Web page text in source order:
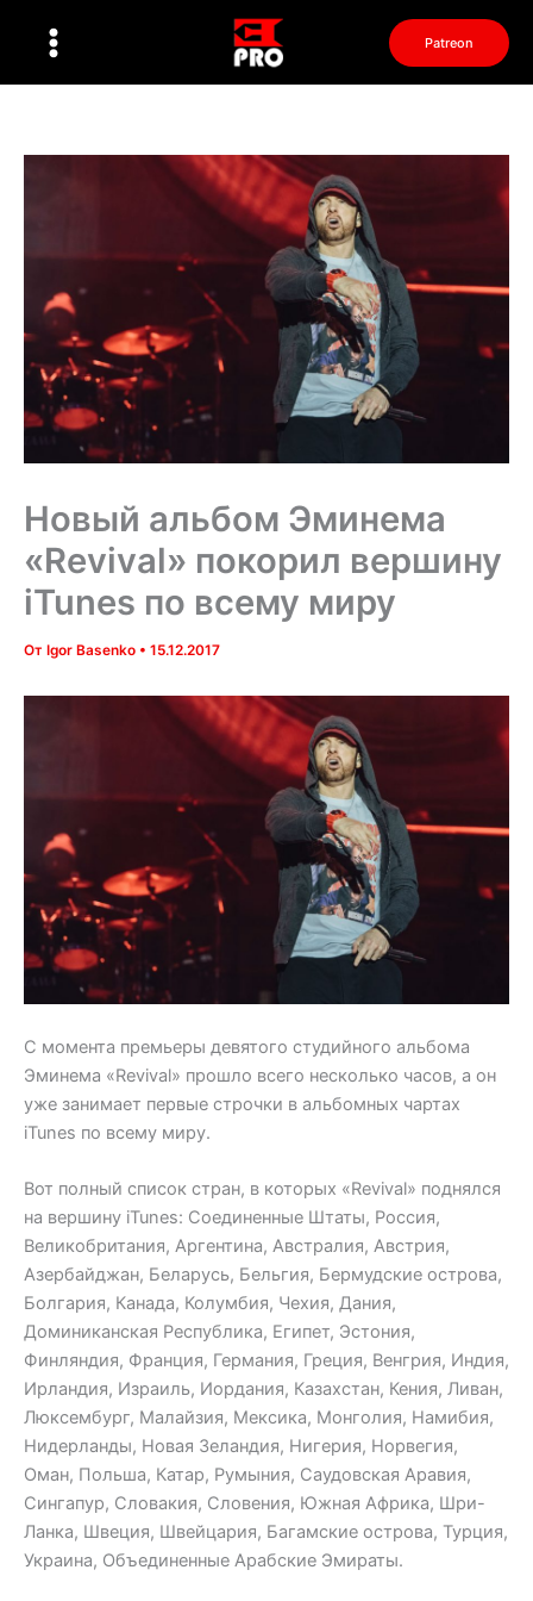
Patreon
Новый альбом Эминема
«Revival» покорил вершину
iTunes по всему миру
От Igor Basenko • 15.12.2017
С момента премьеры девятого студийного альбома
Эминема «Revival» прошло всего несколько часов, а он
уже занимает первые строчки в альбомных чартах
iTunes по всему миру.
Вот полный список стран, в которых «Revival» поднялся
на вершину iTunes: Соединенные Штаты, Россия,
Великобритания, Аргентина, Австралия, Австрия,
Азербайджан, Беларусь, Бельгия, Бермудские острова,
Болгария, Канада, Колумбия, Чехия, Дания,
Доминиканская Республика, Египет, Эстония,
Финляндия, Франция, Германия, Греция, Венгрия, Индия,
Ирландия, Израиль, Иордания, Казахстан, Кения, Ливан,
Люксембург, Малайзия, Мексика, Монголия, Намибия,
Нидерланды, Новая Зеландия, Нигерия, Норвегия,
Оман, Польша, Катар, Румыния, Саудовская Аравия,
Сингапур, Словакия, Словения, Южная Африка, Шри-
Ланка, Швеция, Швейцария, Багамские острова, Турция,
Украина, Объединенные Арабские Эмираты.